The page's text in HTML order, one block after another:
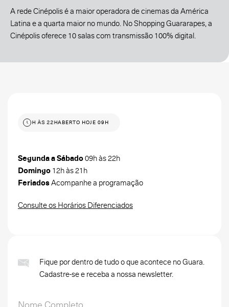
A rede Cinépolis é a maior operadora de cinemas da América
Latina e a quarta maior no mundo. No Shopping Guararapes, a
Cinépolis oferece 10 salas com transmissão 100% digital.
HOJE 09H ÀS 22HABERTO HOJE 09H ÀS 22H
Segunda a Sábado09h às 22h
Domingo 12h às 21h
FeriadosAcompanhe a programação
Consulte os Horários Diferenciados
Fique por dentro de tudo o que acontece no Guara.
Cadastre-se e receba a nossa newsletter.